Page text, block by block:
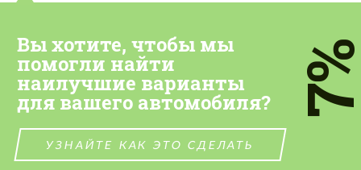
Вы хотите, чтобы мы
помогли найти
наилучшие варианты
для вашего автомобиля?
УЗНАЙТЕ КАК ЭТО СДЕЛАТЬ